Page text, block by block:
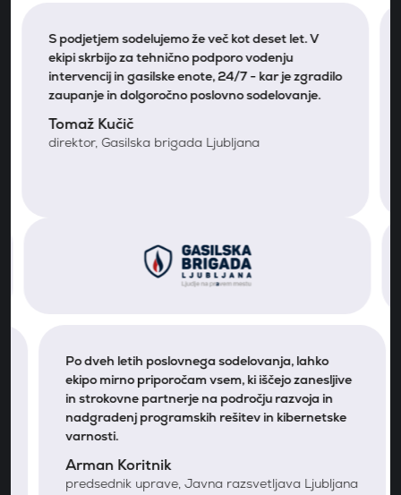
S podjetjem sodelujemo že več kot deset let. V
ekipi skrbijo za tehnično podporo vodenju
intervencij in gasilske enote, 24/7 - kar je zgradilo
zaupanje in dolgoročno poslovno sodelovanje.
Tomaž Kučič
direktor, Gasilska brigada Ljubljana
Po dveh letih poslovnega sodelovanja, lahko
ekipo mirno priporočam vsem, ki iščejo zanesljive
in strokovne partnerje na področju razvoja in
nadgradenj programskih rešitev in kibernetske
varnosti.
Arman Koritnik
predsednik uprave, Javna razsvetljava Ljubljana